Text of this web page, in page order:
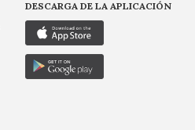
DESCARGA DE LA APLICACIÓN